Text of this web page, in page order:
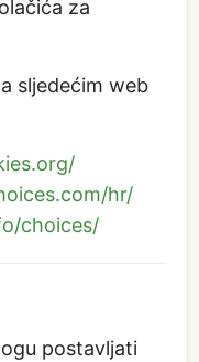
za
sljedećim web
hr/
choices/
postavljati